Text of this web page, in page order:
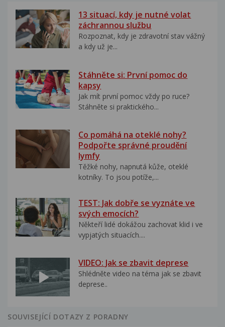
13 situací, kdy je nutné volat
záchrannou službu
Rozpoznat, kdy je zdravotní stav vážný
a kdy už je...
Stáhněte si: První pomoc do
kapsy
Jak mít první pomoc vždy po ruce?
Stáhněte si praktického...
Co pomáhá na oteklé nohy?
Podpořte správné proudění
lymfy
Těžké nohy, napnutá kůže, oteklé
kotníky. To jsou potíže,...
TEST: Jak dobře se vyznáte ve
svých emocích?
Někteří lidé dokážou zachovat klid i ve
vypjatých situacích....
VIDEO: Jak se zbavit deprese
Shlédněte video na téma jak se zbavit
deprese..
SOUVISEJÍCÍ DOTAZY Z PORADNY